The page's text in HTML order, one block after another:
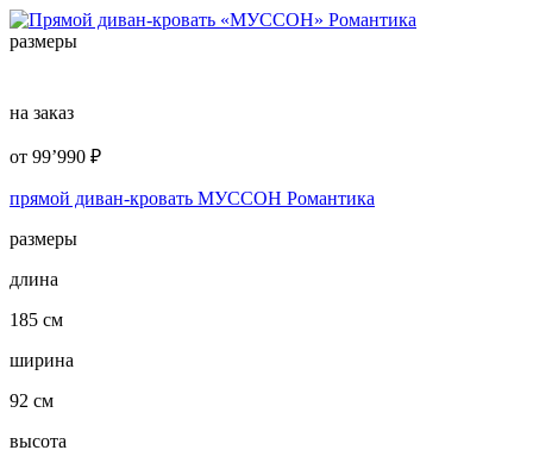
размеры
на заказ
от 99’990 ₽
прямой диван-кровать МУССОН Романтика
размеры
длина
185 см
ширина
92 см
высота